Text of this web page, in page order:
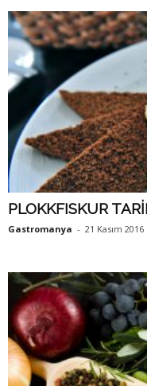
PLOKKFISKUR
Gastromanya - 21 Kasım 2016